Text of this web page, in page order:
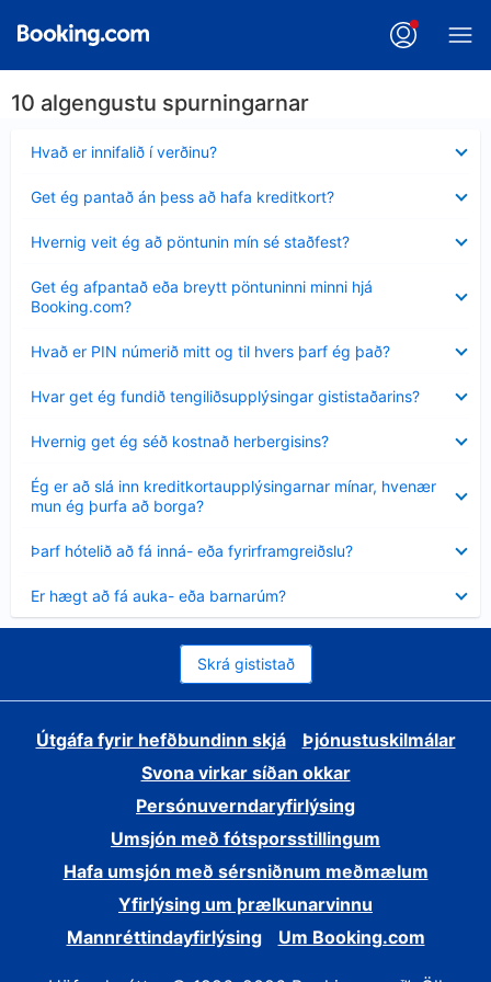
10 algengustu spurningarnar
Hvað er innifalið í verðinu?
sýnt
Get ég pantað án þess að hafa kreditkort?
sýnt
Hvernig veit ég að pöntunin mín sé staðfest?
sýnt
Get ég afpantað eða breytt pöntuninni minni hjá
Booking.com?
sýnt
Hvað er PIN númerið mitt og til hvers þarf ég það?
sýnt
Hvar get ég fundið tengiliðsupplýsingar gististaðarins?
sýnt
Hvernig get ég séð kostnað herbergisins?
sýnt
Ég er að slá inn kreditkortaupplýsingarnar mínar, hvenær
mun ég þurfa að borga?
Minna
sýnt
Þarf hótelið að fá inná- eða fyrirframgreiðslu?
sýnt
Er hægt að fá auka- eða barnarúm?
sýnt
Skrá gististað
Útgáfa fyrir hefðbundinn skjá
Þjónustuskilmálar
Svona virkar síðan okkar
Persónuverndaryfirlýsing
Umsjón með fótsporsstillingum
Hafa umsjón með sérsniðnum meðmælum
Yfirlýsing um þrælkunarvinnu
Mannréttindayfirlýsing
Um Booking.com